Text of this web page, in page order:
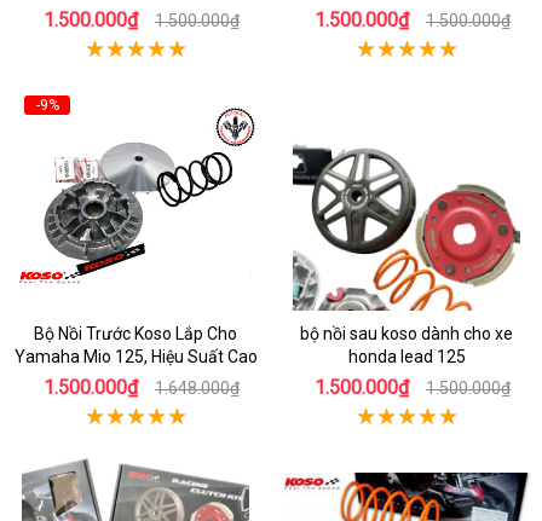
160
1.500.000₫ 1.500.000₫
honda AIrblade 150
1.500.000₫ 1.500.000₫
-9%
Bộ Nồi Trước Koso Lắp Cho
Yamaha Mio 125, Hiệu Suất Cao
1.500.000₫ 1.648.000₫
bộ nồi sau koso dành cho xe
honda lead 125
1.500.000₫ 1.500.000₫